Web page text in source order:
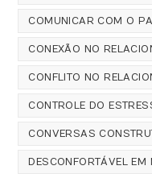
COMUNICAR COM O
CONEXÃO NO
CONFLITO NO
CONTROLE DO
CONVERSAS
DESCONFORTÁVEL EM